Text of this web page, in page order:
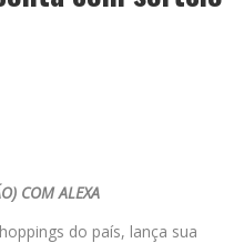
COM ALEXA
do país, lança sua